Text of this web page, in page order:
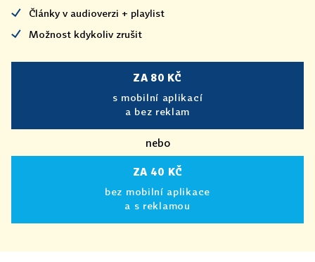
Články v audioverzi + playlist
Možnost kdykoliv zrušit
ZA 80 KČ
s mobilní aplikací
a bez reklam
nebo
ZA 40 KČ
bez mobilní aplikace
a s reklamou